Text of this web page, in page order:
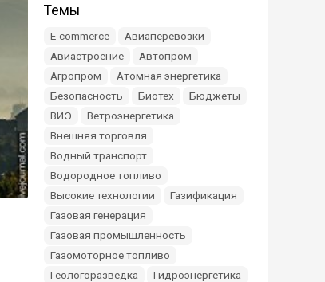
Темы
E-commerce
Авиаперевозки
Авиастроение
Автопром
Агропром
Атомная энергетика
Безопасность
Биотех
Бюджеты
ВИЭ
Ветроэнергетика
Внешняя торговля
Водный транспорт
Водородное топливо
Высокие технологии
Газификация
Газовая генерация
Газовая промышленность
Газомоторное топливо
Геологоразведка
Гидроэнергетика